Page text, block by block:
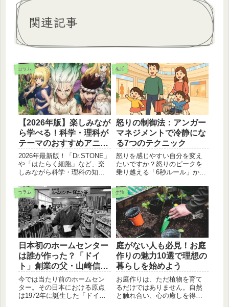
関連記事
コラム
【2026年版】楽しみなが
ら学べる！科学・理科が
テーマのおすすめアニメ
5選
2026年最新版！「Dr.STONE」
や「はたらく細胞」など、楽
しみながら科学・理科の知識
を紹介。化学、生物、宇宙、
農業まで、各作品の学べるポ
イントや凄さを具体的に解説
します。勉強のモチベーショ
ンを上げたい方、必見です！
生活
怒りの制御法：アンガー
マネジメントで冷静にな
る7つのテクニック
怒りを感じやすい自分を変え
たいですか？怒りのピークを
乗り越える「6秒ルール」か
トロールする方法まで、誰で
もできるアンガーマネジメン
トのテクニックを解説しま
す。
コラム
日本初のホームセンター
は誰が作った？「ドイ
ト」創業の父・山崎信雄
の情熱とDIYの歴史
今では当たり前のホームセン
ター。その日本における原点
は1972年に誕生した「ドイ
生活
庭がない人も必見！お庭
作りの魅力10選で理想の
暮らしを始めよう
お庭作りは、ただ植物を育て
るだけではありません。自然
と触れ合い、心の癒しを得